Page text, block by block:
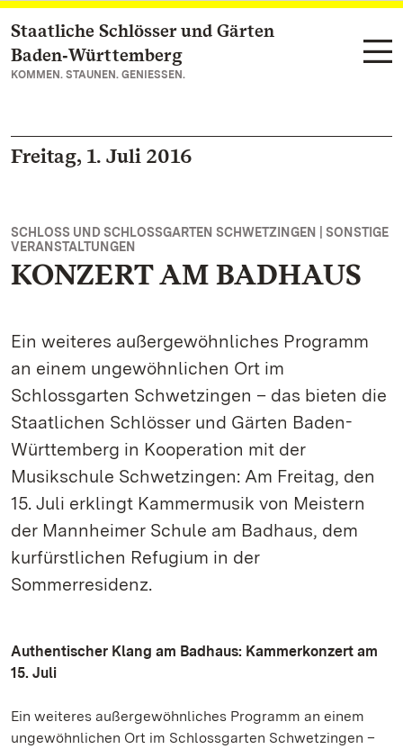
Zum Hauptinhalt springen
Staatliche Schlösser und Gärten
Baden‑Württemberg
KOMMEN. STAUNEN. GENIESSEN.
Freitag, 1. Juli 2016
SCHLOSS UND SCHLOSSGARTEN SCHWETZINGEN | SONSTIGE
VERANSTALTUNGEN
KONZERT AM BADHAUS
Ein weiteres außergewöhnliches Programm
an einem ungewöhnlichen Ort im
Schlossgarten Schwetzingen – das bieten die
Staatlichen Schlösser und Gärten Baden-
Württemberg in Kooperation mit der
Musikschule Schwetzingen: Am Freitag, den
15. Juli erklingt Kammermusik von Meistern
der Mannheimer Schule am Badhaus, dem
kurfürstlichen Refugium in der
Sommerresidenz.
Authentischer Klang am Badhaus: Kammerkonzert am
15. Juli
Ein weiteres außergewöhnliches Programm an einem
ungewöhnlichen Ort im Schlossgarten Schwetzingen –